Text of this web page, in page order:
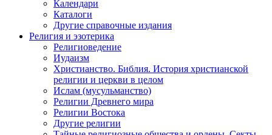
Календари
Каталоги
Другие справочные издания
Религия и эзотерика
Религиоведение
Иудаизм
Христианство. Библия. История христианской
религии и церкви в целом
Ислам (мусульманство)
Религии Древнего мира
Религии Востока
Другие религии